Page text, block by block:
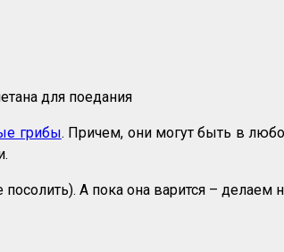
для поедания
грибы. Причем, они могут быть в
А пока она варится – делаем